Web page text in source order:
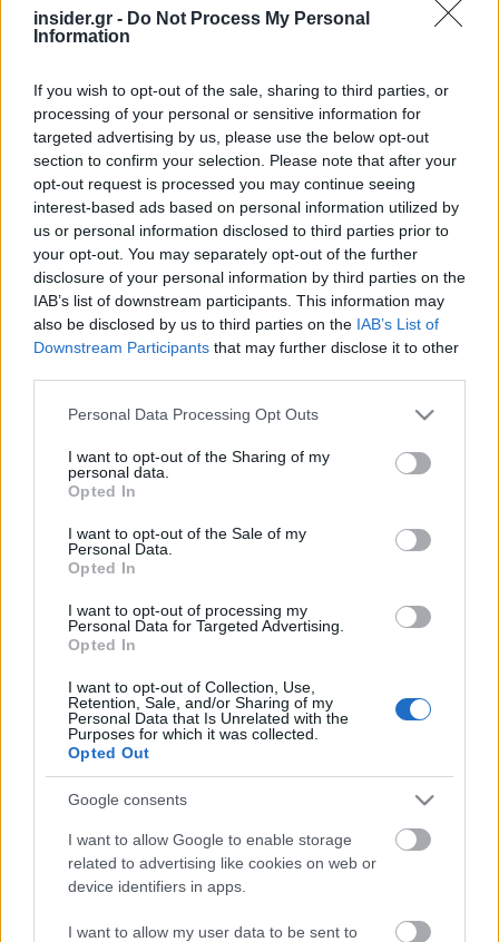
insider.gr - Do Not Process My Personal
Information
If you wish to opt-out of the sale, sharing to third parties, or
processing of your personal or sensitive information for
targeted advertising by us, please use the below opt-out
section to confirm your selection. Please note that after your
opt-out request is processed you may continue seeing
interest-based ads based on personal information utilized by
us or personal information disclosed to third parties prior to
your opt-out. You may separately opt-out of the further
disclosure of your personal information by third parties on the
IAB’s list of downstream participants. This information may
also be disclosed by us to third parties on the IAB’s List of
Downstream Participants that may further disclose it to other
Please note that this website/app uses one or more Google
not limited to your visit or usage behaviour. You may click to
grant or deny consent to Google and its third-party tags to
use your data for below specified purposes in below Google
consent section.
Personal Data Processing Opt Outs
I want to opt-out of the Sharing of my
personal data.
Opted In
I want to opt-out of the Sale of my
Personal Data.
Opted In
I want to opt-out of processing my
Personal Data for Targeted Advertising.
Opted In
I want to opt-out of Collection, Use,
Retention, Sale, and/or Sharing of my
Personal Data that Is Unrelated with the
Purposes for which it was collected.
Opted Out
Google consents
I want to allow Google to enable storage
related to advertising like cookies on web or
device identifiers in apps.
I want to allow my user data to be sent to
08-04-2026 16:02
Πανεπιστήμιο Δυτικής
Αττικής μέσω ΣΔΙΤ
06-04-2026 10:35
Ζαχαράκη: Εντός του
Απριλίου 120 εκατ.
ευρώ για τη λειτουργία
των Ιδρυμάτων
30-03-2026 17:19
Σύσκεψη υπό τον
Μητσοτάκη για την
Παραστατικών Τεχνών:
σε αίτημα δεκαετιών»
Το Ισραήλ βομβάρδισε
πανεπιστήμιο στην
Στρατηγική
συνεργασία QnR με το
Πανεπιστήμιο
Πελοποννήσου
Πρόστιμα και
συλλήψεις σε
με μαϊμού πτυχία